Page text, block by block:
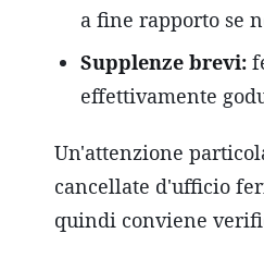
a fine rapporto se
Supplenze brevi:
effettivamente
Un'attenzione
cancellate d'ufficio
quindi conviene